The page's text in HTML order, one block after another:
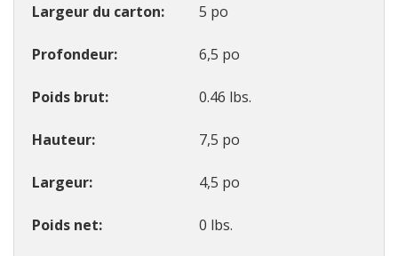
Largeur du carton 5 po
Profondeur 6,5 po
Poids brut 0.46 lbs.
Hauteur 7,5 po
Largeur 4,5 po
Poids net 0 lbs.